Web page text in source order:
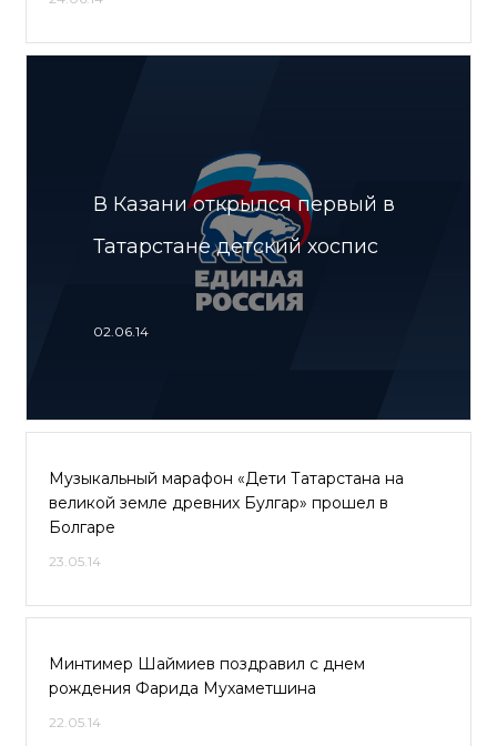
В Казани открылся первый в
Татарстане детский хоспис
02.06.14
Музыкальный марафон «Дети Татарстана на
великой земле древних Булгар» прошел в
Болгаре
23.05.14
Минтимер Шаймиев поздравил с днем
рождения Фарида Мухаметшина
22.05.14